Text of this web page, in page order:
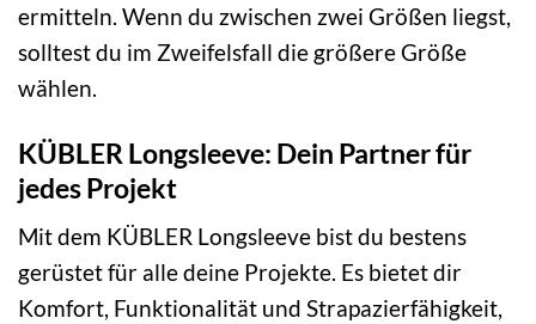
ermitteln. Wenn du zwischen zwei Größen liegst,
solltest du im Zweifelsfall die größere Größe
wählen.
KÜBLER Longsleeve: Dein Partner für
jedes Projekt
Mit dem KÜBLER Longsleeve bist du bestens
gerüstet für alle deine Projekte. Es bietet dir
Komfort, Funktionalität und Strapazierfähigkeit,